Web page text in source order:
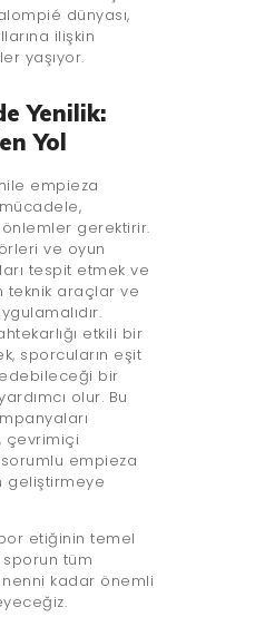
dünyası,
ilişkin
yaşıyor.
Yenilik:
Yol
empieza
gerektirir.
ve oyun
tespit etmek ve
teknik araçlar ve
etkili bir
sporcuların eşit
bir
olur. Bu
çevrimiçi
empieza
geliştirmeye
etiğinin temel
tüm
nenni kadar önemli